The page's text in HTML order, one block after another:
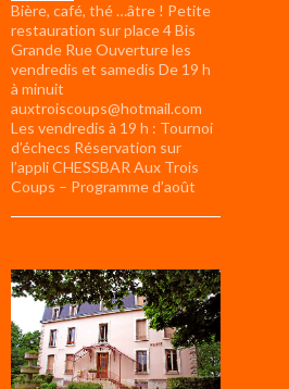
Bière, café, thé …âtre ! Petite
restauration sur place 4 Bis
Grande Rue Ouverture les
vendredis et samedis De 19 h
à minuit
auxtroiscoups@hotmail.com
Les vendredis à 19 h : Tournoi
d’échecs Réservation sur
l’appli CHESSBAR Aux Trois
Coups – Programme d’août